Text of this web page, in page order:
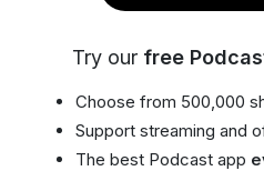
Try our free
Choose from 500,000
Support streaming and
The best Podcast app